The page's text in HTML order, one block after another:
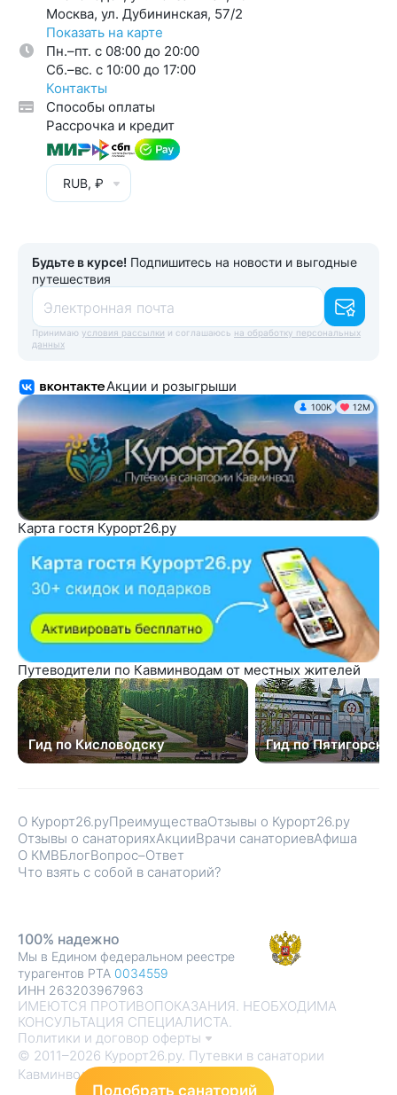
Москва, ул. Дубининская, 57/2
Показать на карте
Пн.–пт. с 08:00 до 20:00
Cб.–вс. с 10:00 до 17:00
Контакты
Способы оплаты
Рассрочка и кредит
RUB, ₽
Будьте в курсе! Подпишитесь на новости и выгодные
путешествия
Электронная почта
Принимаю условия рассылки и соглашаюсь на обработку персональных
данных
Акции и розыгрыши
100K 12М
Карта гостя Курорт26.ру
Путеводители по Кавминводам от местных жителей
Гид по Кисловодску Гид по Пятигорску
О Курорт26.руПреимуществаОтзывы о Курорт26.ру
Отзывы о санаторияхАкцииВрачи санаториевАфиша
О КМВБлогВопрос–Ответ
Что взять с собой в санаторий?
ИМЕЮТСЯ ПРОТИВОПОКАЗАНИЯ. НЕОБХОДИМА
КОНСУЛЬТАЦИЯ СПЕЦИАЛИСТА.
Политики и договор оферты
© 2011–2026 Курорт26.ру. Путевки в санатории
Кавминвод
100% надежно
Мы в Едином федеральном реестре
турагентов РТА 0034559
ИНН 263203967963
Подобрать санаторий